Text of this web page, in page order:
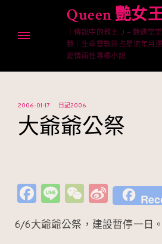
content
Queen 艷女
｜傳說中的教主 J – 艷遇堂
艷｜生命靈數與占星流年月
愛情兩性專欄小說
2006-01-17 日記2006
大爺爺公祭
Fa
c
e
Li
n
e
W
C
Si
n
a
6/6大爺爺公祭，建設暫停一日。